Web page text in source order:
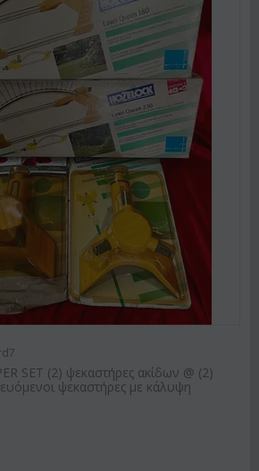
SET (2) ψεκαστήρες ακίδων @ (2)
ψεκαστήρες με κάλυψη